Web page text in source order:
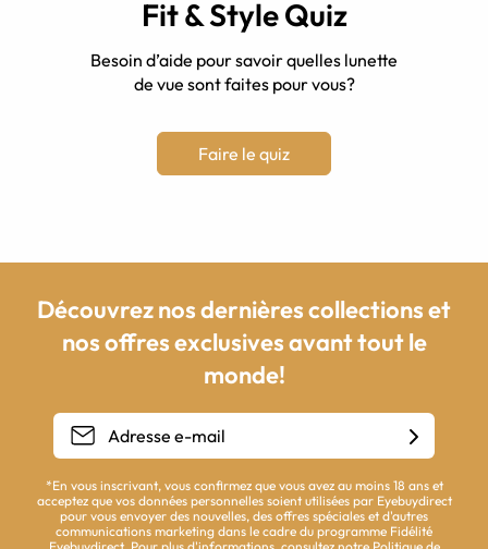
Fit & Style Quiz
Besoin d’aide pour savoir quelles lunette
de vue sont faites pour vous?
Faire le quiz
Découvrez nos dernières collections et
nos offres exclusives avant tout le
monde!
*En vous inscrivant, vous confirmez que vous avez au moins 18 ans et
acceptez que vos données personnelles soient utilisées par Eyebuydirect
pour vous envoyer des nouvelles, des offres spéciales et d'autres
communications marketing dans le cadre du programme Fidélité